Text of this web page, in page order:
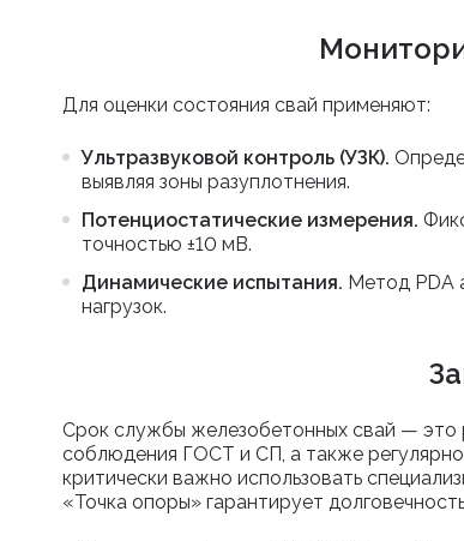
Для оценки состояния свай применяют:
Ультразвуковой контроль (УЗК).
выявляя зоны разуплотнения.
Потенциостатические измерения.
точностью ±10 мВ.
Динамические испытания. Метод PDA
нагрузок.
Срок службы железобетонных свай — это
соблюдения ГОСТ и СП, а также
критически важно использовать
«Точка опоры» гарантирует